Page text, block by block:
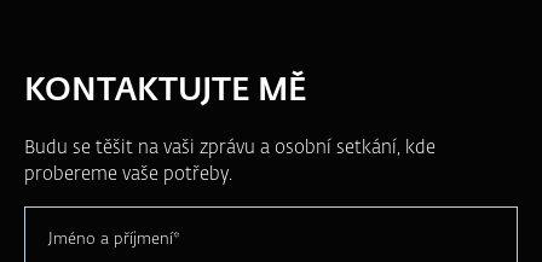
KONTAKTUJTE MĚ
Budu se těšit na vaši zprávu a osobní setkání, kde
probereme vaše potřeby.
Jméno a příjmení*